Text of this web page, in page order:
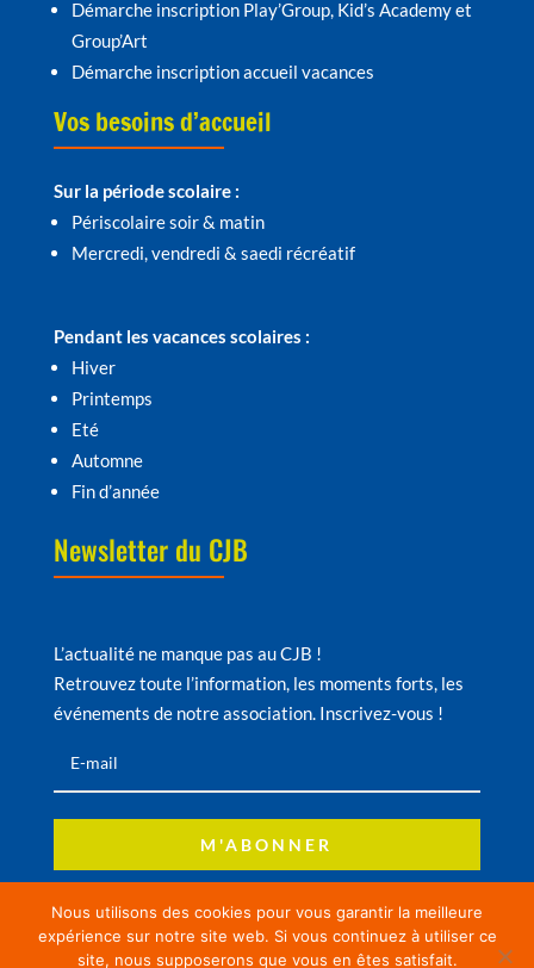
Démarche inscription Play’Group, Kid’s Academy et
Group’Art
Démarche inscription accueil vacances
Vos besoins d’accueil
Sur la période scolaire :
Périscolaire soir & matin
Mercredi, vendredi & saedi récréatif
Pendant les vacances scolaires :
Hiver
Printemps
Eté
Automne
Fin d’année
Newsletter du CJB
L’actualité ne manque pas au CJB !
Retrouvez toute l’information, les moments forts, les
événements de notre association. Inscrivez-vous !
M'ABONNER
© Copyright CJB – Site réalisé parComanddo–
Nous utilisons des cookies pour vous garantir la meilleure
expérience sur notre site web. Si vous continuez à utiliser ce
site, nous supposerons que vous en êtes satisfait.